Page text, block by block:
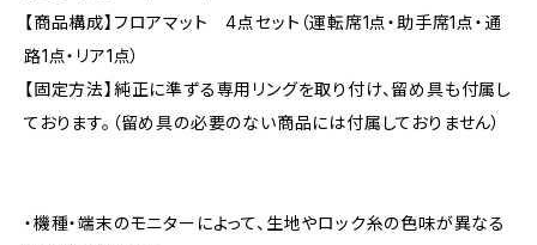
【商品構成】フロアマット 4点セット（運転席1点・助手席1点・通
路1点・リア1点）
【固定方法】純正に準ずる専用リングを取り付け、留め具も付属し
ております。（留め具の必要のない商品には付属しておりません）
・機種・端末のモニターによって、生地やロック糸の色味が異なる